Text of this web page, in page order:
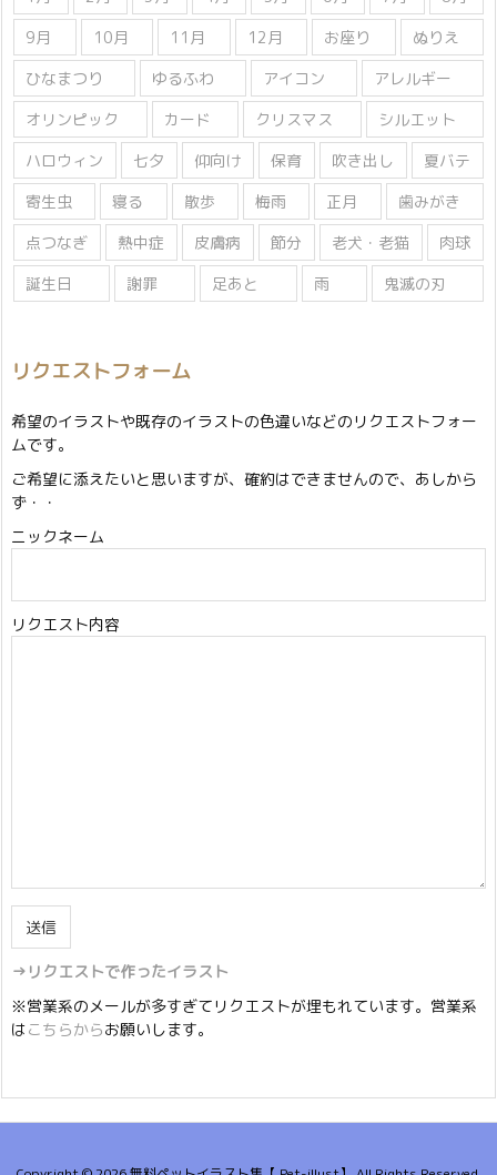
9月
10月 11月 12月 お座り
ぬりえ
ひなまつり
ゆるふわ アイコン
アレルギー
オリンピック
カード クリスマス
シルエット
ハロウィン
七夕 仰向け 保育 吹き出し
夏バテ
寄生虫
寝る 散歩 梅雨 正月
歯みがき
点つなぎ
熱中症 皮膚病 節分 老犬・老猫
肉球
誕生日
謝罪 足あと 雨 鬼滅の刃
リクエストフォーム
希望のイラストや既存のイラストの色違いなどのリクエストフォー
ムです。
ご希望に添えたいと思いますが、確約はできませんので、あしから
ず・・
ニックネーム
リクエスト内容
→リクエストで作ったイラスト
※営業系のメールが多すぎてリクエストが埋もれています。営業系
はこちらからお願いします。